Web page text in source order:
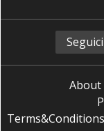
Seguici
About